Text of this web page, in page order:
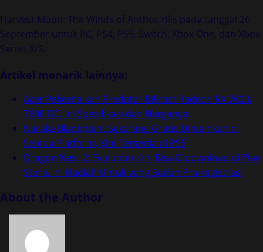
Harvest Moon: The Winds of Anthos rilis pada tanggal 26
September untuk PC, PS4, PS5, Switch, Xbox One, dan Xbox
Series X/S.
Artikel menarik lainnya:
Acer Pekernalkan Predator BiFrost Radeon RX 7600,
7600 OC: Ini Spesifikasi dan Harganya
Naraka Bladepoint Sekarang Gratis Dimainkan di
Semua Platform, Kini Tersedia di PS5
Dragon Nest 2: Evolution Kini Bisa Didownload di Play
Store, ini Hadiah Untuk yang Sudah Pra-registrasi
About the Author